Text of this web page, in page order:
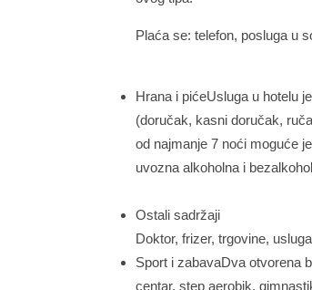
Plaća se: telefon, posluga u
Hrana i pićeUsluga u hotelu
(doručak, kasni doručak,
od najmanje 7 noći moguće
uvozna alkoholna i
Ostali sadržaji
Doktor, frizer, trgovine,
Sport i zabavaDva otvorena
centar, step aerobik,